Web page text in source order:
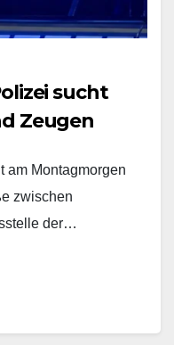
sucht
Zeugen
am Montagmorgen
zwischen
der…